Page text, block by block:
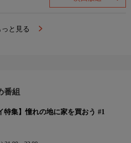
っと見る
番組
特集】憧れの地に家を買おう #1